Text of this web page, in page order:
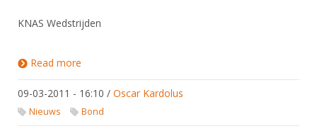
KNAS Wedstrijden
Read more
09-03-2011 - 16:10 / Oscar Kardolus
Nieuws Bond